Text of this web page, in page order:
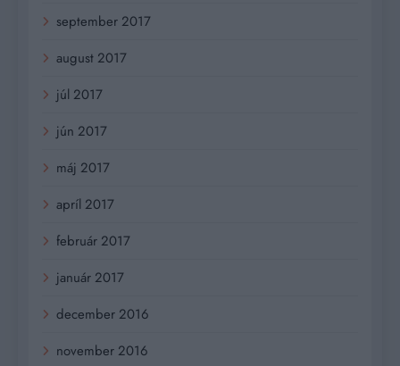
september 2017
august 2017
júl 2017
jún 2017
máj 2017
apríl 2017
február 2017
január 2017
december 2016
november 2016